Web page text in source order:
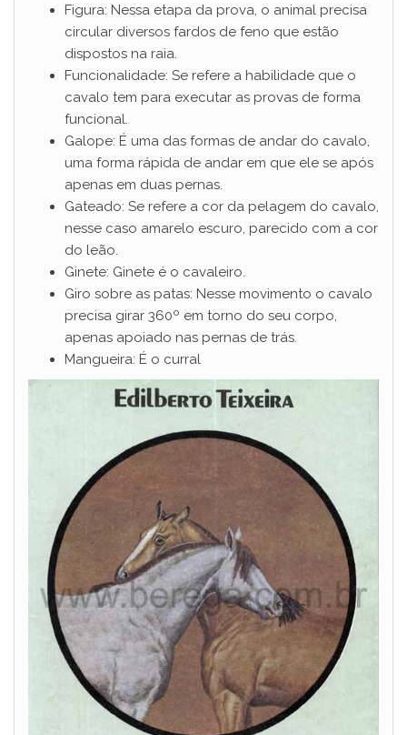
Figura: Nessa etapa da prova, o animal precisa
circular diversos fardos de feno que estão
dispostos na raia.
Funcionalidade: Se refere a habilidade que o
cavalo tem para executar as provas de forma
funcional.
Galope: É uma das formas de andar do cavalo,
uma forma rápida de andar em que ele se após
apenas em duas pernas.
Gateado: Se refere a cor da pelagem do cavalo,
nesse caso amarelo escuro, parecido com a cor
do leão.
Ginete: Ginete é o cavaleiro.
Giro sobre as patas: Nesse movimento o cavalo
precisa girar 360º em torno do seu corpo,
apenas apoiado nas pernas de trás.
Mangueira: É o curral